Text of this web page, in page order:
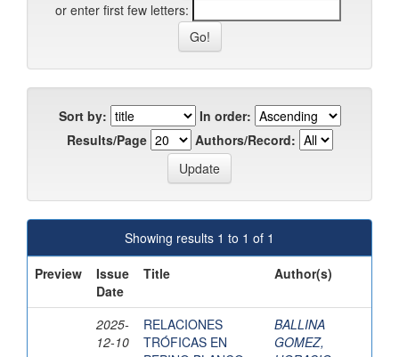
or enter first few letters:
Sort by:
In order:
Results/Page
Authors/Record:
Showing results 1 to 1 of 1
Preview
Issue
Date
Title Author(s)
2025-
12-10
RELACIONES
TRÓFICAS EN
BALLINA
GOMEZ,